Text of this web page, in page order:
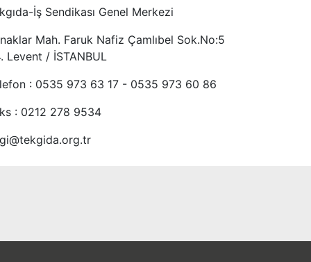
İş Sendikası Genel Merkezi
Mah. Faruk Nafiz Çamlıbel Sok.No:5
Levent / İSTANBUL
: 0535 973 63 17 - 0535 973 60 86
: 0212 278 9534